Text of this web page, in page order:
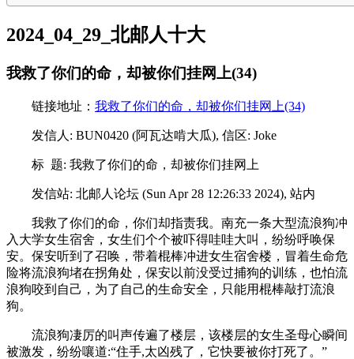
2024_04_29_北邮人十大
我救了你们的命，却被你们挂网上(34)
链接地址： 我救了你们的命，却被你们挂网上(34)
发信人: BUN0420 (阿瓦达啃大瓜), 信区: Joke
标 题: 我救了你们的命，却被你们挂网上
发信站: 北邮人论坛 (Sun Apr 28 12:26:33 2024), 站内
我救了你们的命，你们却指责我。南充一条大型流浪狗冲
入大学女生宿舍，女生们个个被吓得哇哇大叫，纷纷呼唤保
安。保安听到了召唤，带着棍棒冲进女生宿舍楼，冒着生命危
险将流浪狗堵在拐角处，保安以前没受过捕狗的训练，也怕流
浪狗咬到自己，为了自己的生命安全，只能用棍棒敲打流浪
狗。
流浪狗凄厉的叫声传遍了楼层，该楼层的女生圣母心瞬间
被激发，纷纷嚷道:“住手,太凶残了，它快要被你打死了。”